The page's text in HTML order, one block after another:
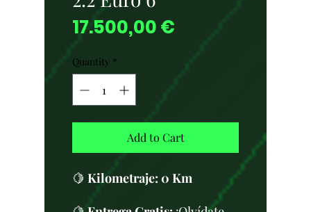
17.500,00 € Price
Quantity *
Add to Cart
🍋 Kilometraje: 0 Km